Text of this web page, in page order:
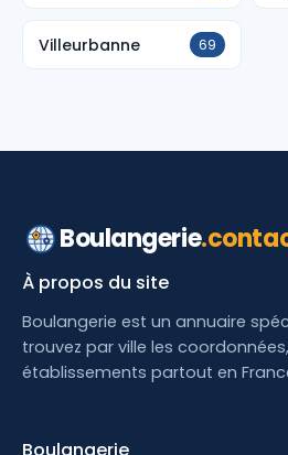
Villeurbanne 69
Boulangerie
À propos du site
Boulangerie est un annuaire
trouvez par ville les
établissements partout en